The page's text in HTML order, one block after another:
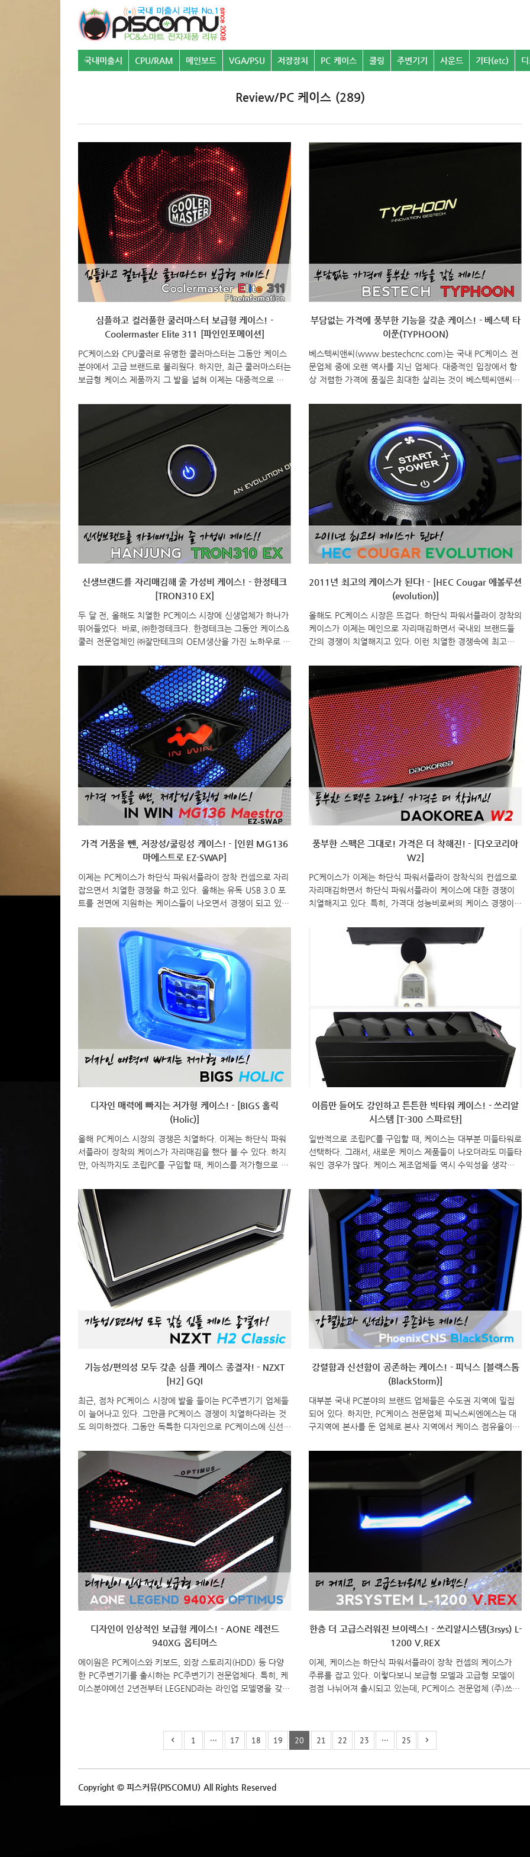
국내미출시 CPU/RAM 메인보드 VGA/PSU 저장장치 PC 케이스 쿨링 주변기기 사운드 기타(etc)
Review/PC 케이스 (289)
심플하고 컬러풀한 쿨러마스터 보급형 케이스! -
Coolermaster Elite 311 [파인인포메이션]
PC케이스와 CPU쿨러로 유명한 쿨러마스터는 그동안 케이스
분야에서 고급 브랜드로 불리웠다. 하지만, 최근 쿨러마스터는
보급형 케이스 제품까지 그 발을 넓혀 이제는 대중적으로 많
이라 할 수 있는 Elite 311을 출시했다. 국내 쿨러마스터 전제
품을 수입하는 공식 수입업체 ㈜파인인포메이션을 통해 출시
된 쿨러마스터의 Elite 311를 살펴보도록 하자. 이번에 출시된
Elite 311은 앞서도 말했듯이 국내 쿨러마스터 공식수입업체
인 파인인포메이션을 통해 출시되었다. 그래서 제품 박스에는
파인인포메이션에서 2년이라는 제품 보증을 확인할 수 있다.
그동안 케이스 수입업체들을 보면 홈페이지에 들어가야 수입
케이스에 대한 보증기간을 확인할 수 있었는데, ..
부담없는 가격에 풍부한 기능을 갖춘 케이스! - 베스텍 타
이푼(TYPHOON)
베스텍씨앤씨(www.bestechcnc.com)는 국내 PC케이스 전
문업체 중에 오랜 역사를 지닌 업체다. 대중적인 입장에서 항
상 저렴한 가격에 품질은 최대한 살리는 것이 베스텍씨앤씨
다. 최근, 케이스시장이 하단식 파워서플라이로 넘어가면서 베
스텍씨앤씨 역시 그 흐름을 따라 올해 하단식 파워서플라이
장착 케이스 제품을 꾸준히 선보이고 있다. 최근, 베스텍씨앤
씨는 타이푼이라는 또하나의 제품을 출시했는데, 가격이 역시
매력적이다. 그럼, 베스텍씨앤씨의 타이푼을 살펴보도록 하자.
이번에 출시된 베스텍씨앤씨의 타이푼은 현재 트랜드라 할 수
있는 하단식 파워서플라이 장착의 케이스다. 제품 박스는 이
동식 손잡이가 있는 디자인으로 제품의 무게가 많이 나가지
않는..
신생브랜드를 자리매김해 줄 가성비 케이스! - 한정테크
[TRON310 EX]
두 달 전, 올해도 치열한 PC케이스 시장에 신생업체가 하나가
뛰어들었다. 바로, ㈜한정테크다. 한정테크는 그동안 케이스&
쿨러 전문업체인 ㈜잘만테크의 OEM생산을 가진 노하우로 지
모델부터 반응은 좋다. 하단식 파워서플라이와 최신 USB 3.0
을 갖추고 가격대 좋은 모델로 평가가 되고 있다. 이 기세를
몰아 한정테크는 이번에 또하나의 미들타워 케이스를 출시할
예정이다. 바로 “TRON310 EX”가 그 주인공이다. 그럼,
TRON시리즈의 두 번째 모델 한정테크의 TRON310 EX를 살
펴보도록 하자. 이번에 출시되는 TRON310 EX는 역시 앞전
모델과 마찬가지로 미들타워 케이스다. 제품 박스 디자인은
전모델과 큰 차이가 없지만 약간 색..
2011년 최고의 케이스가 된다! - [HEC Cougar 에볼루션
(evolution)]
올해도 PC케이스 시장은 뜨겁다. 하단식 파워서플라이 장착의
케이스가 이제는 메인으로 자리매김하면서 국내외 브랜드들
간의 경쟁이 치열해지고 있다. 이런 치열한 경쟁속에 최고의
떤 모델이 최고의 케이스로 남을까라는 생각도 가져볼 수 있
는데, 최근 파워서플라이 전문업체로 유명한 히로이찌가 자사
의 쿠거(Cougar) 브랜드에 케이스 라인업에 새로운 미들타워
케이스 모델 “에볼루션(Evolution)”을 출시했다. 올해, 최고의
케이스로 남을 수 있을지 히로이찌의 쿠거 “에볼루션”을 살펴
보도록 하자. 이번에 출시된 에볼루션은 히로이찌의 프리미엄
브랜드라 할 수 있는 “쿠거(Cougar)”의 라인업 제품으로 제품
박스에는 에볼루션 모델명과 함께 로고, 미들..
가격 거품을 뺀, 저장성/쿨링성 케이스! - [인윈 MG136
마에스트로 EZ-SWAP]
이제는 PC케이스가 하단식 파워서플라이 장착 컨셉으로 자리
잡으면서 치열한 경쟁을 하고 있다. 올해는 유독 USB 3.0 포
트를 전면에 지원하는 케이스들이 나오면서 경쟁이 되고 있는
인 IN-WIN(인윈)도 예외는 아니다. 이번에 USB 3.0을 전면에
지원하면서 새로운 보급형 제품을 선보였는데, 바로 “MG136
마에스트로 EZ-SWAP”이다. 그럼, 오랜만에 출시된 보급형 모
델 MG136 마에스트로 EZ-SWAP을 살펴보도록 하자. 이번에
출시된 MG136 마에스트로 EZ-SWAP은 앞서 말했듯이 보급
형 모델이다. 이전에 나왔던 보급형 그리핀(GTIFFIN)과 같은
분류라 할 수 있다. 그래서 제품 박스는 기존의 모델과는 달리
화려하지 않고 기본..
풍부한 스펙은 그대로! 가격은 더 착해진! - [다오코리아
W2]
PC케이스가 이제는 하단식 파워서플라이 장착식의 컨셉으로
자리매김하면서 하단식 파워서플라이 케이스에 대한 경쟁이
치열해지고 있다. 특히, 가격대 성능비로써의 케이스 경쟁이
코리아가 작년부터 선보인 W시리즈 W1에 이어 올해 2번째
모델, W2를 출시했다. 그럼, 치열한 경쟁속에 W시리즈 2번
째는 선보인 다오코리아의 W2를 살펴보도록 하자. 이번에 출
시된 2번째 W시리즈 W2는 역시 미들 타워 케이스로 출시가
되었지만, 제품 박스만 놓고 보면 거의 빅타워 수준의 큰 부피
를 차지하고 있다. 제품 박스 디자인은 케이스 디자인을 삽입
시켜 박스를 개봉하지 않아도 케이스 디자인을 파악할 수 있
게 해주고 있다. 이 밖에 제품 박스에는, W2 모델명을 시작
디자인 매력에 빠지는 저가형 케이스! - [BIGS 홀릭
(Holic)]
올해 PC케이스 시장의 경쟁은 치열하다. 이제는 하단식 파워
서플라이 장착의 케이스가 자리매김을 했다 볼 수 있다. 하지
만, 아직까지도 조립PC를 구입할 때, 케이스를 저가형으로 선
있는데, 현재 저가형 케이스들은 디자인 경쟁이 치열하다. 일
단, 저가형이기 때문에 기능에 제한이 있어 디자인적으로 소
비자들을 끌어모아야 하기 때문이다. 또한, 요즘 PC방들은 인
테리어적인 부분에도 신경을 쓰다보니 저가형 케이스의 디자
인을 무시할 수 없다. 최근, 케이스&파워서플라이 전문업체
(주)빅스일렉트론도 저가형 케이스 홀릭(Holic)을 출시했는데,
다양한 색상과 미니멀한 디자인이 시선을 끈다. 그럼, 빅스일
렉트론의 홀릭을 살펴보도록 하자. 일단, 제품 박스부터 살..
이름만 들어도 강인하고 튼튼한 빅타워 케이스! - 쓰리알
시스템 [T-300 스파르탄]
일반적으로 조립PC를 구입할 때, 케이스는 대부분 미들타워로
선택하다. 그래서, 새로운 케이스 제품들이 나오더라도 미들타
워인 경우가 많다. 케이스 제조업체들 역시 수익성을 생각해
워뿐만 아니라, 빅타워, 미니타워에도 관심을 가지는데, 최근
국내 케이스 전문업체 ㈜쓰리알시스템은 이런 PC매니아층을
위해 빅타워 케이스 “T-300 스파르탄”을 출시했다. 자사에서
도 오랜만에 선보인 빅타워 제품인만큼 심여를 많이 기울였을
쓰리알시스템의 “T-300 스파르탄”을 살펴보도록 하자. 이번에
출시된 T-300 스파르탄은 앞서 언급했듯이 빅타워 규격으로
출시된 모델이다. 그래서, 모델명도 강인하게 지었다할 수 있
다. 일단, 제품 박스는 빅타워 모델인만큼 크기도 ..
기능성/편의성 모두 갖춘 심플 케이스 종결자! - NZXT
[H2] GQI
최근, 점차 PC케이스 시장에 발을 들이는 PC주변기기 업체들
이 늘어나고 있다. 그만큼 PC케이스 경쟁이 치열하다라는 것
도 의미하겠다. 그동안 독특한 디자인으로 PC케이스에 신선함
신제품을 그동안의 독특한 디자인이 아닌 심플한 디자인 컨셉
으로 내놓았다. 바로, H2가 그 모델이다. NZXT하면 PC케이
스로 항상 럭셔리하고 메커니즘한 컨셉이 강했는데, 이번 H2
는 순수함 느껴지는 심플한 디자인이다. 그럼, NZXT의 심플
한 디자인 H2를 살펴보도록 하자. 먼저, H2의 제품 박스부터
살펴보면, 이번 모델의 색상이 블랙과 화이트로 나뉘어 출시
되는 점을 생각해 박스 디자인도 화이트와 블랙을 조화했다.
박스 전면에는 제품의 2가지 색상 모델이 삽입되..
강렬함과 신선함이 공존하는 케이스! - 피닉스 [블랙스톰
(BlackStorm)]
대부분 국내 PC분야의 브랜드 업체들은 수도권 지역에 밀집
되어 있다. 하지만, PC케이스 전문업체 피닉스씨엔에스는 대
구지역에 본사를 둔 업체로 본사 지역에서 케이스 점유율이
을 이루었는데, 올해부터는 좀 더 PC케이스 시장에 높은 점유
율을 위해 고급형 케이스도 출시를 했다. 바로, 해외에서도 유
명한 RAIDMAX 브랜드의 케이스 2종 BlackStorm(블랙스톰)
과 AEOLUS(에어로스)다. 그럼, 이 중 RAIDMAX의 특징이
잘 나타나있는 블랙스톰을 살펴보도록 하자. 블랙스톰은 미들
타워 케이스로써 전면 팬 지원과 무나사 시스템, HDD베이 4
개 지원 등을 해주고 있는 모델로, 색상은 블루색이 가미된 블
디자인이 인상적인 보급형 케이스! - AONE 레전드
940XG 옵티머스
에이원은 PC케이스와 키보드, 외장 스토리지(HDD) 등 다양
한 PC주변기기를 출시하는 PC주변기기 전문업체다. 특히, 케
이스분야에선 2년전부터 LEGEND라는 라인업 모델명을 갖추
940XG 옵티머스”를 살펴보도록 하자. 에이원 레전드 940XG
지필터 제공과 USB 2.0 포트 지원을 해주고 있다. 이런 정보
품의 기본 스펙 정보도 확인할 수 있다. 제품 포장은 케이스
전후면에 맞춤끼움 형태의 스티로폼 포장인데 박..
한층 더 고급스러워진 브이렉스! - 쓰리알시스템(3rsys) L-
1200 V.REX
이제, 케이스는 하단식 파워서플라이 장착 컨셉의 케이스가
주류를 잡고 있다. 이렇다보니 보급형 모델과 고급형 모델이
점점 나뉘어져 출시되고 있는데, PC케이스 전문업체 (주)쓰리
시킨 고급형 컨셉으로 L-1200 브이렉스를 출시했다. L-600보
L-1200 브이렉스를 살펴보도록 하자. L-1200은 앞서 먼저 출
1 ··· 17 18 19 20 21 22 23 ··· 25
Copyright © 피스커뮤(PISCOMU) All Rights Reserved